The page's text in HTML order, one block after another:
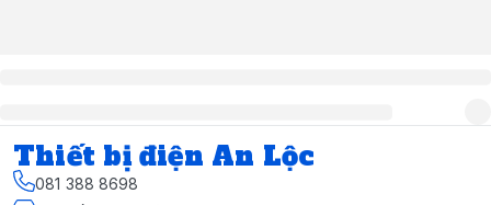
Thiết bị điện An Lộc
081 388 8698